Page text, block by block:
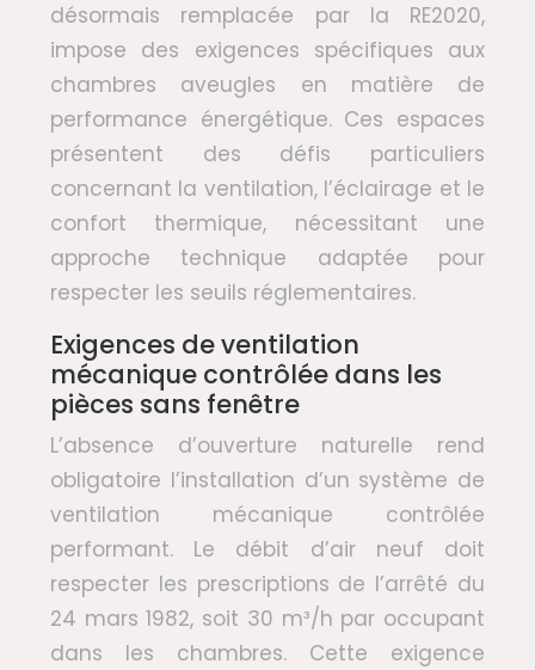
désormais remplacée par la RE2020,
impose des exigences spécifiques aux
chambres aveugles en matière de
performance énergétique. Ces espaces
présentent des défis particuliers
concernant la ventilation, l’éclairage et le
confort thermique, nécessitant une
approche technique adaptée pour
respecter les seuils réglementaires.
Exigences de ventilation
mécanique contrôlée dans les
pièces sans fenêtre
L’absence d’ouverture naturelle rend
obligatoire l’installation d’un système de
ventilation mécanique contrôlée
performant. Le débit d’air neuf doit
respecter les prescriptions de l’arrêté du
24 mars 1982, soit 30 m³/h par occupant
dans les chambres. Cette exigence